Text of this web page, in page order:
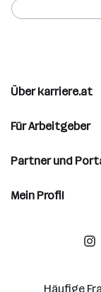
Über karriere.at
Für Arbeitgeber
Partner und
Mein Profil
Häufige